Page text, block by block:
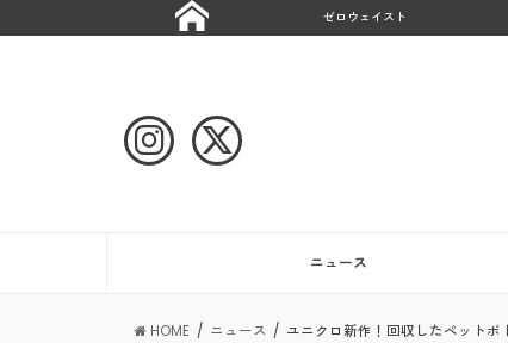
ゼロウェイスト
ニュース
HOME ニュース ユニクロ新作！回収したペット